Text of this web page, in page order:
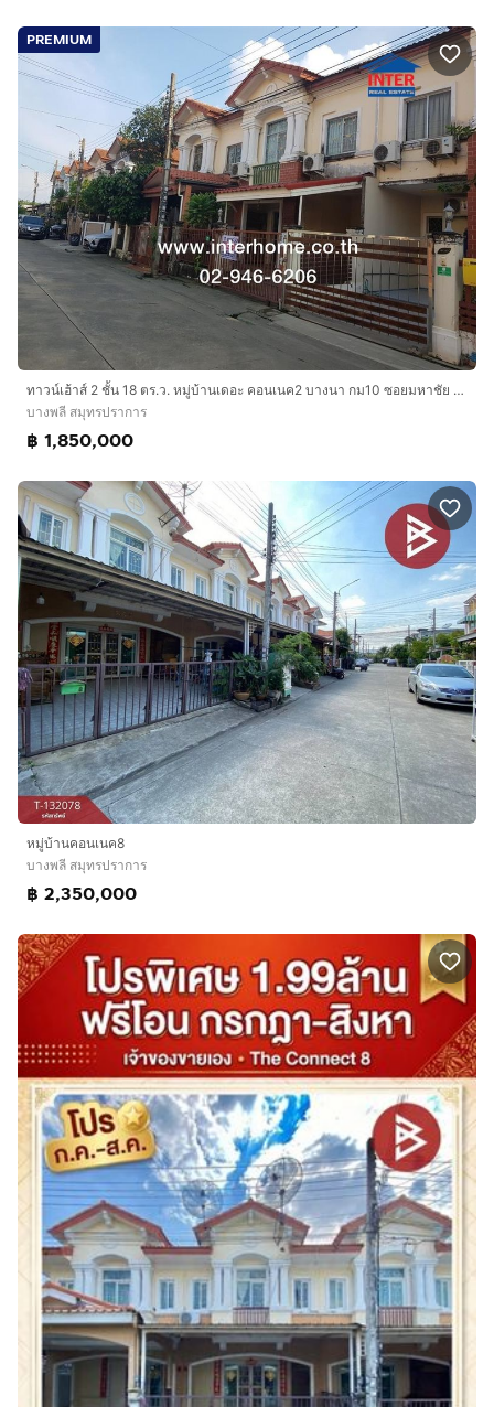
PREMIUM
ทาวน์เฮ้าส์ 2 ชั้น 18 ตร.ว. หมู่บ้านเดอะ คอนเนค2 บางนา กม10 ซอยมหาชัย (บางนากม.10 ) ถนนบางนา-ตราด ถนนเทพารักษ์ บางพลี สมุทรปราการ
บางพลี สมุทรปราการ
฿ 1,850,000
หมู่บ้านคอนเนค8
บางพลี สมุทรปราการ
฿ 2,350,000